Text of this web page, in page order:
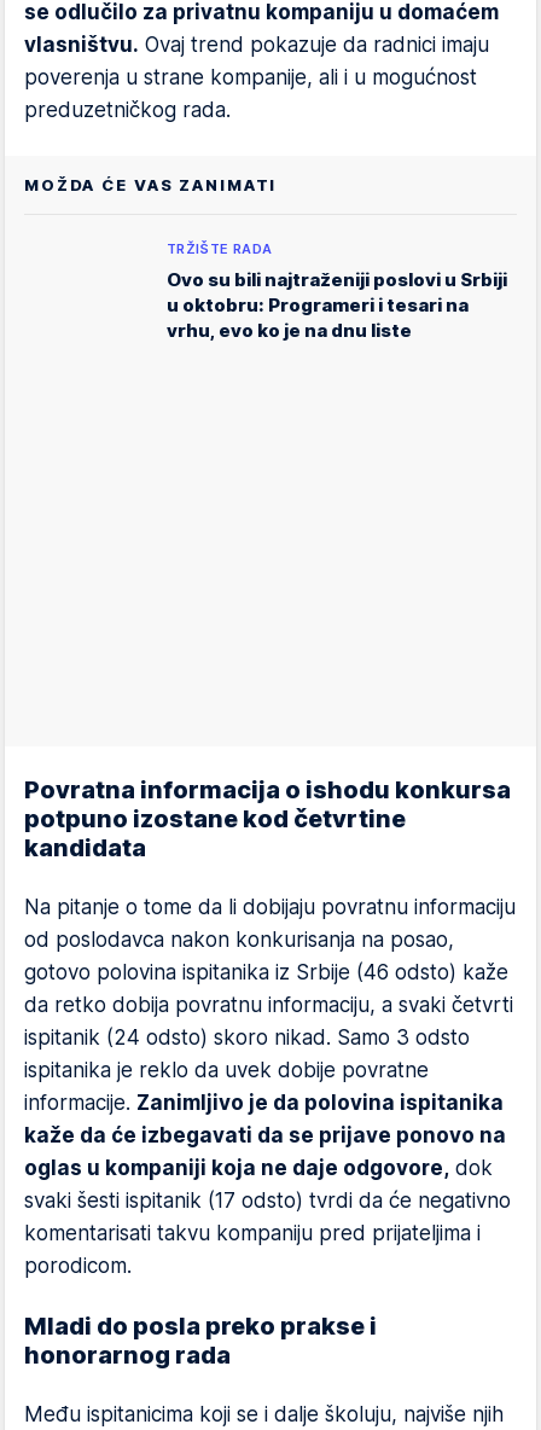
se odlučilo za privatnu kompaniju u domaćem
vlasništvu. Ovaj trend pokazuje da radnici imaju
poverenja u strane kompanije, ali i u mogućnost
preduzetničkog rada.
MOŽDA ĆE VAS ZANIMATI
TRŽIŠTE RADA
Ovo su bili najtraženiji poslovi u Srbiji
u oktobru: Programeri i tesari na
vrhu, evo ko je na dnu liste
Povratna informacija o ishodu konkursa
potpuno izostane kod četvrtine
kandidata
Na pitanje o tome da li dobijaju povratnu informaciju
od poslodavca nakon konkurisanja na posao,
gotovo polovina ispitanika iz Srbije (46 odsto) kaže
da retko dobija povratnu informaciju, a svaki četvrti
ispitanik (24 odsto) skoro nikad. Samo 3 odsto
ispitanika je reklo da uvek dobije povratne
informacije. Zanimljivo je da polovina ispitanika
kaže da će izbegavati da se prijave ponovo na
oglas u kompaniji koja ne daje odgovore, dok
svaki šesti ispitanik (17 odsto) tvrdi da će negativno
komentarisati takvu kompaniju pred prijateljima i
porodicom.
Mladi do posla preko prakse i
honorarnog rada
Među ispitanicima koji se i dalje školuju, najviše njih